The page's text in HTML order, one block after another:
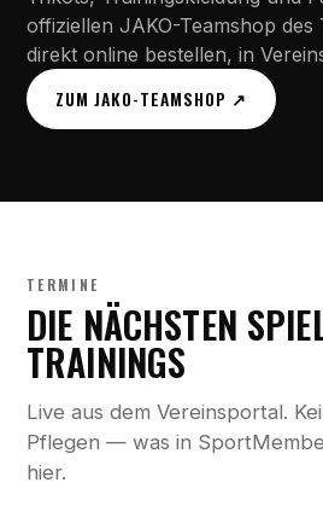
offiziellen JAKO-Teamshop des
direkt online bestellen, in
ZUM JAKO-TEAMSHOP ↗
TERMINE
DIE NÄCHSTEN
TRAININGS
Live aus dem Vereinsportal.
Pflegen — was in
hier.